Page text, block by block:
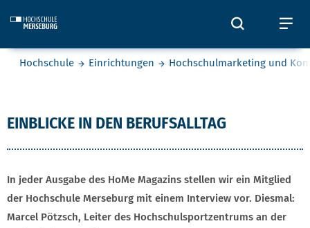
Öffnet
Sie befinden sich hier:
Hochschule Einrichtungen Hochschulmarketing und
EINBLICKE IN DEN BERUFSALLTAG
In jeder Ausgabe des HoMe Magazins stellen wir ein Mitglied
der Hochschule Merseburg mit einem Interview vor. Diesmal:
Marcel Pötzsch, Leiter des Hochschulsportzentrums an der